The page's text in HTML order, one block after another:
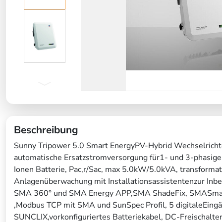
Beschreibung
Sunny Tripower 5.0 Smart EnergyPV-Hybrid
automatische Ersatzstromversorgung für1- und 3-
Ionen Batterie, Pac,r/Sac, max 5.0kW/5.0kVA,
Anlagenüberwachung mit Installationsassistentenzur
SMA 360° und SMA Energy APP,SMA ShadeFix,
,Modbus TCP mit SMA und SunSpec Profil, 5
SUNCLIX,vorkonfiguriertes Batteriekabel, DC-